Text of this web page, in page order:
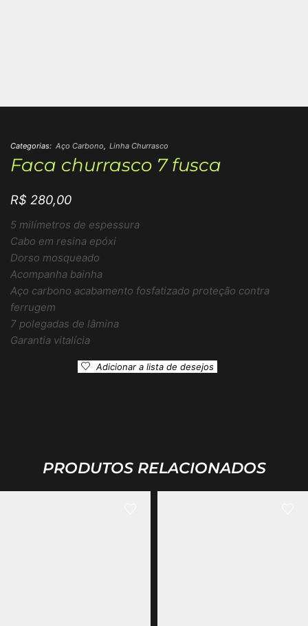
Categorias: Aço Carbono, Linha Churrasco
Faca churrasco 7 fusca
R$ 280,00
5 milímetros de espessura
Cabo em resina epóxi
Dorso mosqueado
Acompanha bainha
Aço carbono acabamento fosfatizado proteção contra
ferrugem
7 polegadas de lâmina
Garantia vitalícia
Adicionar a lista de desejos
PRODUTOS RELACIONADOS